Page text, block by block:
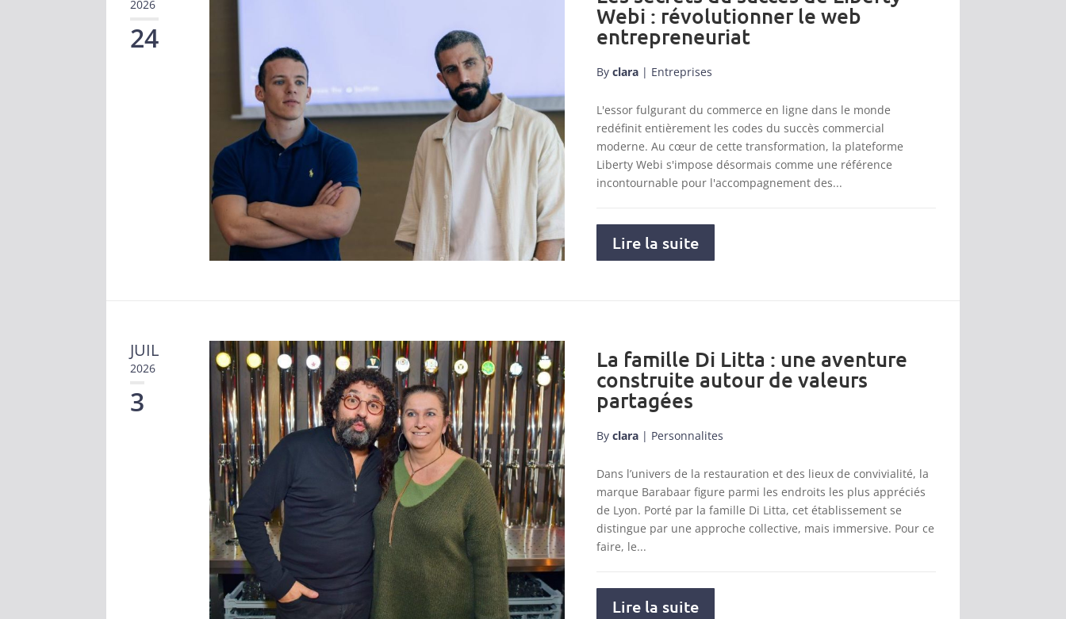
2026
24
Webi : révolutionner le web
entrepreneuriat
By clara | Entreprises
L'essor fulgurant du commerce en ligne dans le monde
redéfinit entièrement les codes du succès commercial
moderne. Au cœur de cette transformation, la plateforme
Liberty Webi s'impose désormais comme une référence
incontournable pour l'accompagnement des...
Lire la suite
JUIL
2026
3
La famille Di Litta : une aventure
construite autour de valeurs
partagées
By clara | Personnalites
Dans l’univers de la restauration et des lieux de convivialité, la
marque Barabaar figure parmi les endroits les plus appréciés
de Lyon. Porté par la famille Di Litta, cet établissement se
distingue par une approche collective, mais immersive. Pour ce
faire, le...
Lire la suite